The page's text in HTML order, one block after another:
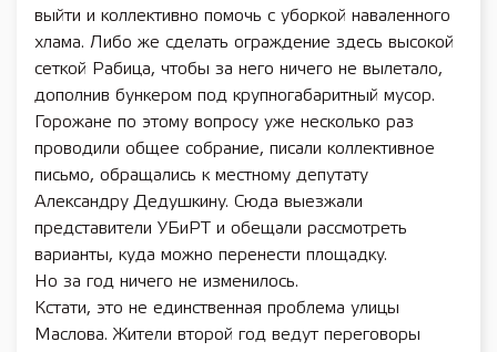
выйти и коллективно помочь с уборкой наваленного
хлама. Либо же сделать ограждение здесь высокой
сеткой Рабица, чтобы за него ничего не вылетало,
дополнив бункером под крупногабаритный мусор.
Горожане по этому вопросу уже несколько раз
проводили общее собрание, писали коллективное
письмо, обращались к местному депутату
Александру Дедушкину. Сюда выезжали
представители УБиРТ и обещали рассмотреть
варианты, куда можно перенести площадку.
Но за год ничего не изменилось.
Кстати, это не единственная проблема улицы
Маслова. Жители второй год ведут переговоры